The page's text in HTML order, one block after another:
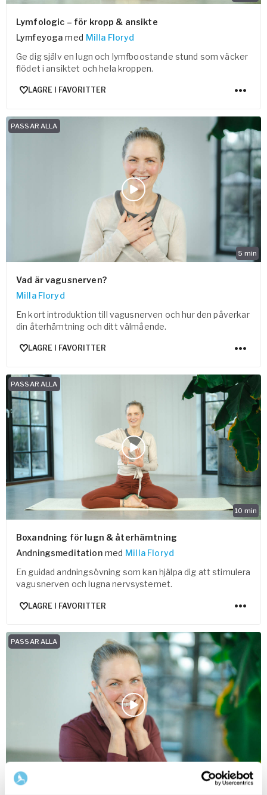
Lymfologic – för kropp & ansikte
Lymfeyoga med Milla Floryd
Ge dig själv en lugn och lymfboostande stund som väcker
flödet i ansiktet och hela kroppen.
LAGRE I FAVORITTER
5 min
PASSAR ALLA
Vad är vagusnerven?
Milla Floryd
En kort introduktion till vagusnerven och hur den påverkar
din återhämtning och ditt välmående.
LAGRE I FAVORITTER
10 min
PASSAR ALLA
Boxandning för lugn & återhämtning
Andningsmeditation med Milla Floryd
En guidad andningsövning som kan hjälpa dig att stimulera
vagusnerven och lugna nervsystemet.
LAGRE I FAVORITTER
10
PASSAR ALLA